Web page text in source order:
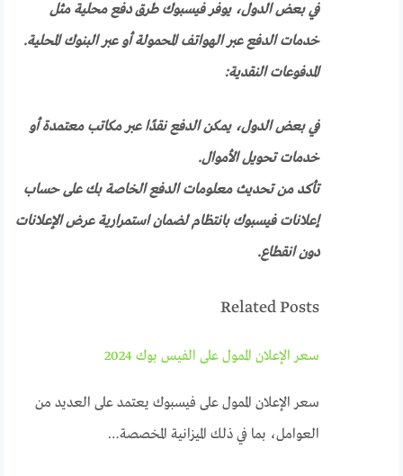
في بعض الدول، يوفر فيسبوك طرق دفع محلية مثل
خدمات الدفع عبر الهواتف المحمولة أو عبر البنوك المحلية.
المدفوعات النقدية:
في بعض الدول، يمكن الدفع نقدًا عبر مكاتب معتمدة أو
خدمات تحويل الأموال.
تأكد من تحديث معلومات الدفع الخاصة بك على حساب
إعلانات فيسبوك بانتظام لضمان استمرارية عرض الإعلانات
دون انقطاع.
Related Posts
سعر الإعلان الممول على الفيس بوك 2024
سعر الإعلان الممول على فيسبوك يعتمد على العديد من
العوامل، بما في ذلك الميزانية المخصصة…